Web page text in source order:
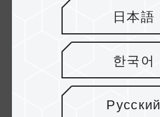
日本語
한국어
Русский